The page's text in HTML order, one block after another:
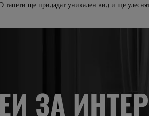
тапети ще придадат уникален вид и ще